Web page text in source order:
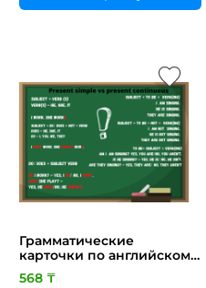
Грамматические
карточки по английскому
языку
568 ₸